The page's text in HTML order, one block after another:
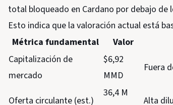
total bloqueado en Cardano por debajo de
Esto indica que la valoración actual está
Métrica fundamental
Valor
Capitalización de
mercado
$6,92
MMD
Fuera
Oferta circulante (est.)
36,4 M
Alta